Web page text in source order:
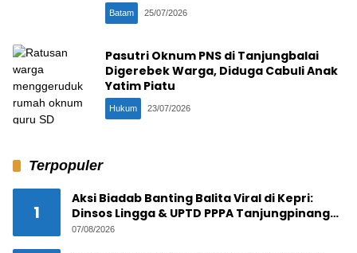
Batam 25/07/2026
Pasutri Oknum PNS di Tanjungbalai
Digerebek Warga, Diduga Cabuli Anak
Yatim Piatu
Hukum 23/07/2026
Terpopuler
1
Aksi Biadab Banting Balita Viral di Kepri:
Dinsos Lingga & UPTD PPPA Tanjungpinang
Lacak Pelaku
07/08/2026